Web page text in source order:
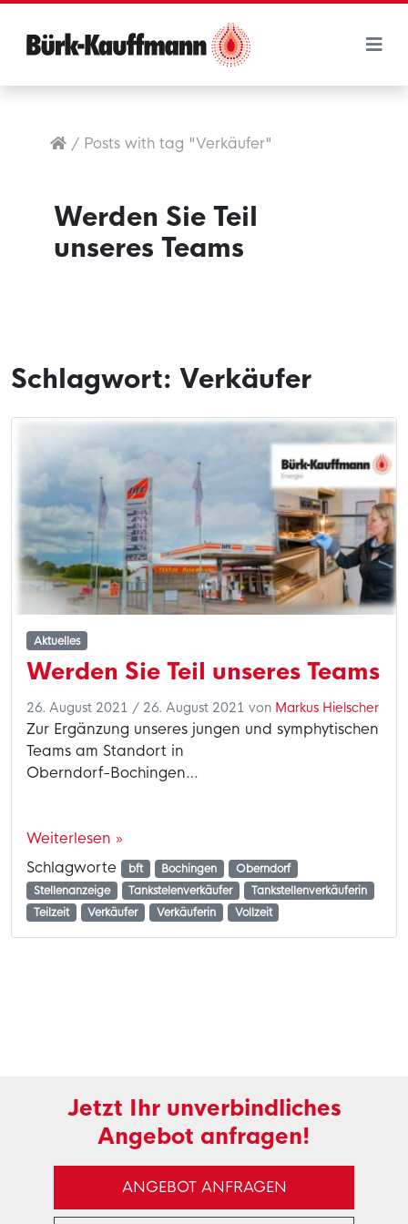
/ Posts with tag "Verkäufer"
Werden Sie Teil
unseres Teams
Schlagwort: Verkäufer
Aktuelles
Werden Sie Teil unseres Teams
26. August 2021 / 26. August 2021 von Markus Hielscher
Zur Ergänzung unseres jungen und symphytischen
Teams am Standort in
Oberndorf-Bochingen…
Weiterlesen »
Schlagworte
bft Bochingen
Oberndorf
Stellenanzeige
Tankstelenverkäufer
Tankstellenverkäuferin
Teilzeit
Verkäufer Verkäuferin Vollzeit
Jetzt Ihr unverbindliches
Angebot anfragen!
ANGEBOT ANFRAGEN